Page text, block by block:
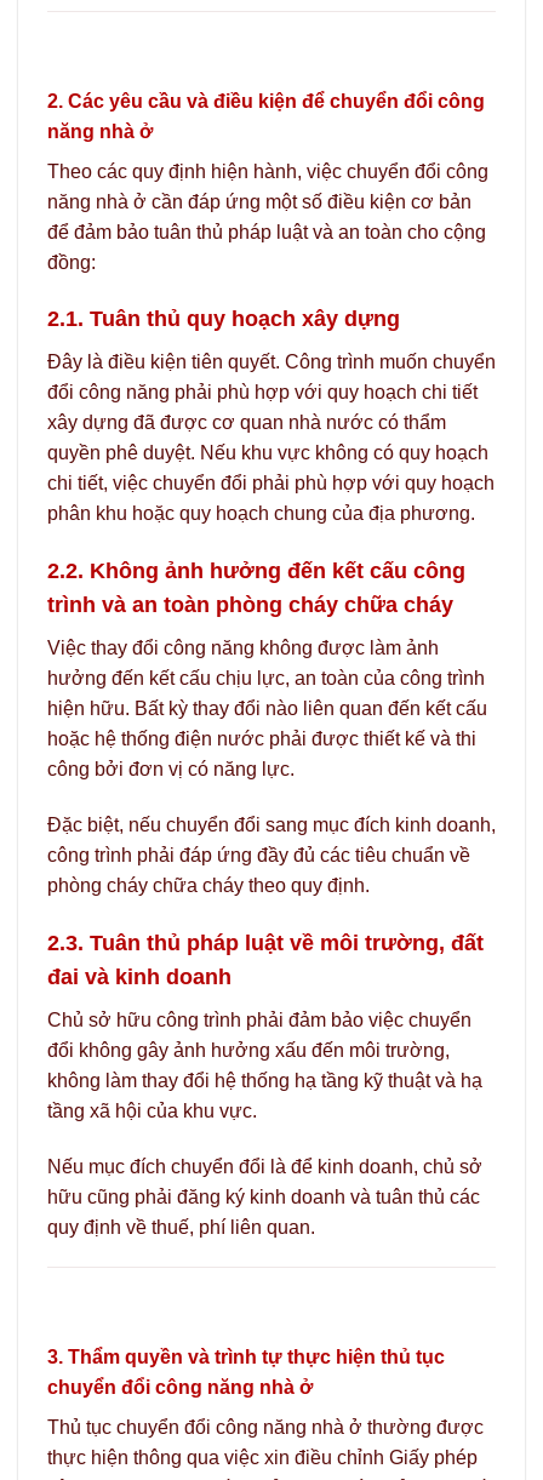
2. Các yêu cầu và điều kiện để chuyển đổi công
năng nhà ở
Theo các quy định hiện hành, việc chuyển đổi công
năng nhà ở cần đáp ứng một số điều kiện cơ bản
để đảm bảo tuân thủ pháp luật và an toàn cho cộng
đồng:
2.1. Tuân thủ quy hoạch xây dựng
Đây là điều kiện tiên quyết. Công trình muốn chuyển
đổi công năng phải phù hợp với quy hoạch chi tiết
xây dựng đã được cơ quan nhà nước có thẩm
quyền phê duyệt. Nếu khu vực không có quy hoạch
chi tiết, việc chuyển đổi phải phù hợp với quy hoạch
phân khu hoặc quy hoạch chung của địa phương.
2.2. Không ảnh hưởng đến kết cấu công
trình và an toàn phòng cháy chữa cháy
Việc thay đổi công năng không được làm ảnh
hưởng đến kết cấu chịu lực, an toàn của công trình
hiện hữu. Bất kỳ thay đổi nào liên quan đến kết cấu
hoặc hệ thống điện nước phải được thiết kế và thi
công bởi đơn vị có năng lực.
Đặc biệt, nếu chuyển đổi sang mục đích kinh doanh,
công trình phải đáp ứng đầy đủ các tiêu chuẩn về
phòng cháy chữa cháy theo quy định.
2.3. Tuân thủ pháp luật về môi trường, đất
đai và kinh doanh
Chủ sở hữu công trình phải đảm bảo việc chuyển
đổi không gây ảnh hưởng xấu đến môi trường,
không làm thay đổi hệ thống hạ tầng kỹ thuật và hạ
tầng xã hội của khu vực.
Nếu mục đích chuyển đổi là để kinh doanh, chủ sở
hữu cũng phải đăng ký kinh doanh và tuân thủ các
quy định về thuế, phí liên quan.
3. Thẩm quyền và trình tự thực hiện thủ tục
chuyển đổi công năng nhà ở
Thủ tục chuyển đổi công năng nhà ở thường được
thực hiện thông qua việc xin điều chỉnh Giấy phép